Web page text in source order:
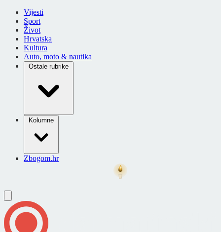
Vijesti
Sport
Život
Hrvatska
Kultura
Auto, moto & nautika
Ostale rubrike
Kolumne
Zbogom.hr